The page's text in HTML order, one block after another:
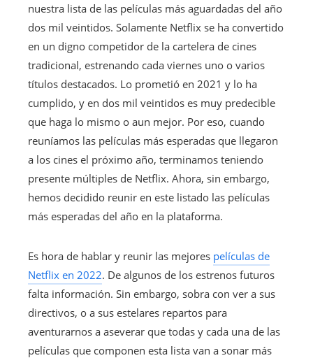
nuestra lista de las películas más aguardadas del año
dos mil veintidos. Solamente Netflix se ha convertido
en un digno competidor de la cartelera de cines
tradicional, estrenando cada viernes uno o varios
títulos destacados. Lo prometió en 2021 y lo ha
cumplido, y en dos mil veintidos es muy predecible
que haga lo mismo o aun mejor. Por eso, cuando
reuníamos las películas más esperadas que llegaron
a los cines el próximo año, terminamos teniendo
presente múltiples de Netflix. Ahora, sin embargo,
hemos decidido reunir en este listado las películas
más esperadas del año en la plataforma.
Es hora de hablar y reunir las mejores películas de
Netflix en 2022. De algunos de los estrenos futuros
falta información. Sin embargo, sobra con ver a sus
directivos, o a sus estelares repartos para
aventurarnos a aseverar que todas y cada una de las
películas que componen esta lista van a sonar más